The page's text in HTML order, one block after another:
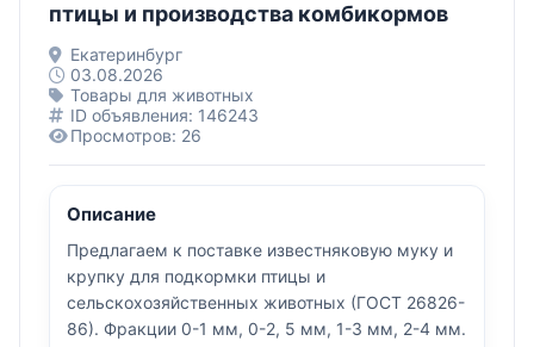
птицы и производства комбикормов
Екатеринбург
03.08.2026
Товары для животных
ID объявления: 146243
Просмотров: 26
Описание
Предлагаем к поставке известняковую муку и
крупку для подкормки птицы и
сельскохозяйственных животных (ГОСТ 26826-
86). Фракции 0-1 мм, 0-2, 5 мм, 1-3 мм, 2-4 мм.